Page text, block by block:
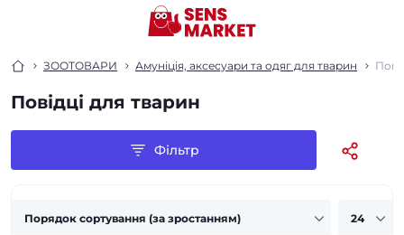
ЗООТОВАРИ Амуніція, аксесуари та одяг для тварин
Повідці для тварин
Фільтр